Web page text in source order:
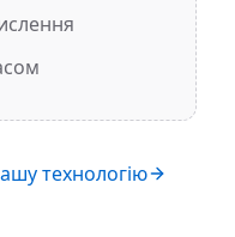
технологію